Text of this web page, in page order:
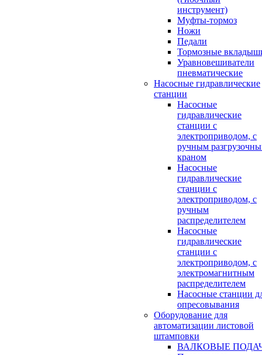
инструмент)
Муфты-тормоз
Ножи
Педали
Тормозные
Уравновешиватели
пневматические
Насосные гидравлические
станции
Насосные
гидравлические
станции с
электроприводом, с
ручным
краном
Насосные
гидравлические
станции с
электроприводом, с
ручным
распределителем
Насосные
гидравлические
станции с
электроприводом, с
электромагнитным
распределителем
Насосные станции
опресовывания
Оборудование для
автоматизации листовой
штамповки
ВАЛКОВЫЕ